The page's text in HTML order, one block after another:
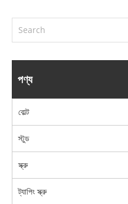
পণ্য
বোল্ট
স্টুড
স্ক্রু
ট্যাপিং স্ক্রু